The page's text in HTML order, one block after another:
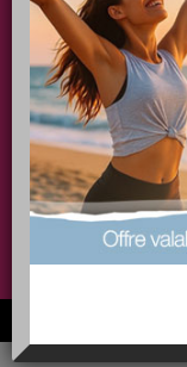
PLUS
EFFICACE
6M de personnes